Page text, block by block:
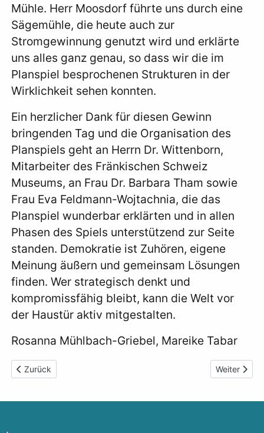
Mühle. Herr Moosdorf führte uns durch eine
Sägemühle, die heute auch zur
Stromgewinnung genutzt wird und erklärte
uns alles ganz genau, so dass wir die im
Planspiel besprochenen Strukturen in der
Wirklichkeit sehen konnten.
Ein herzlicher Dank für diesen Gewinn
bringenden Tag und die Organisation des
Planspiels geht an Herrn Dr. Wittenborn,
Mitarbeiter des Fränkischen Schweiz
Museums, an Frau Dr. Barbara Tham sowie
Frau Eva Feldmann-Wojtachnia, die das
Planspiel wunderbar erklärten und in allen
Phasen des Spiels unterstützend zur Seite
standen. Demokratie ist Zuhören, eigene
Meinung äußern und gemeinsam Lösungen
finden. Wer strategisch denkt und
kompromissfähig bleibt, kann die Welt vor
der Haustür aktiv mitgestalten.
Rosanna Mühlbach-Griebel, Mareike Tabar
Vorheriger Beitrag: Abschied mit Herz und Dankbarkeit im
Zurück Nächster
Weiter